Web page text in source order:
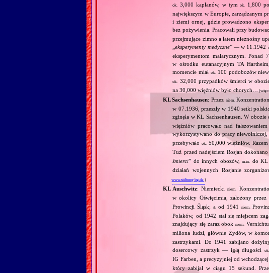
ok. 3,000 kapłanów, w tymok. 1,800
największym w Europie, zarządzanym
i ziemi ornej, gdzie prowadzono
bez pożywienia. Pracowali przy
przejmujące zimno a latem nieznośny
„eksperymenty medyczne” — w 11.1942
eksperymentom malarycznym. Ponad
w ośrodku eutanacyjnym TA
momencie miałok. 100 podobozów
ok. 32,000 przypadków śmierci w
na 30,000 więźniów było chorych…
KL Sachsenhausen: Przez niem.
w 07.1936, przeszły w 1940 setki
zginęła w KL Sachsenhausen. W
więźniów pracowało nad
wykorzystywano do pracy
przebywałook.
50,000 więźniów.
Tuż przed nadejściem Rosjan
śmierci” do innych obozów,m.in.
do KL
działań wojennych Rosjanie
www.stiftung-bg.de )
KL Auschwitz: Niemieckiniem.
w okolicy Oświęcimia, założony
Prowincji Śląsk; a od 1941
niem.
Polaków, od 1942 stał się miejscem
znajdujący się zaraz obok niem.
miliona ludzi, głównie Żydów, w
zastrzykami. Do 1941 zabijano
dosercowy zastrzyk — igłą długości
ok.
IG Farben, a precyzyjniej od
który zabijał w ciągu 15 sekund.